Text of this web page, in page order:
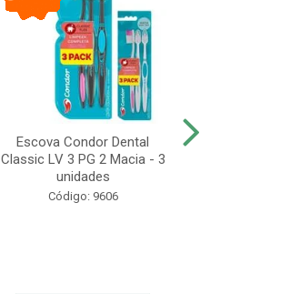
Escova Condor Dental
Classic LV 3 PG 2 Macia - 3
unidades
Código: 9606